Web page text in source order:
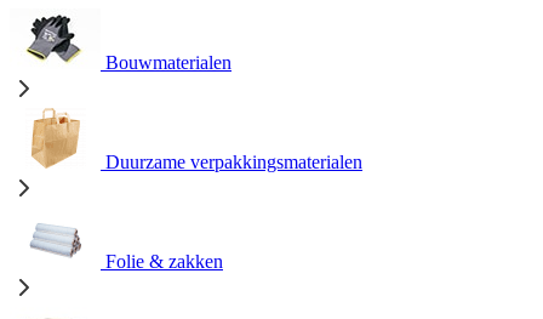
Bouwmaterialen
Duurzame verpakkingsmaterialen
Folie & zakken